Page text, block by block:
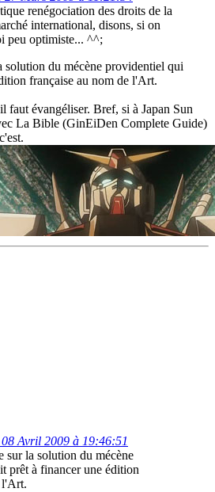
renégociation des droits de la
international, disons, si on
peu optimiste... ^^;
solution du mécène providentiel qui
française au nom de l'Art.
faut évangéliser. Bref, si à Japan Sun
La Bible (GinEiDen Complete Guide)
Avril 2009 à 19:46:51
sur la solution du mécène
prêt à financer une édition
l'Art.